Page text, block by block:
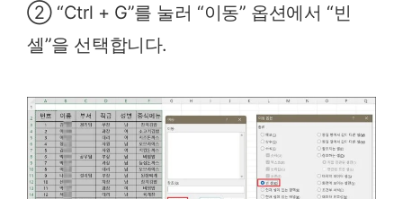
② “Ctrl + G”를 눌러 “이동” 옵션에서 “빈
셀”을 선택합니다.